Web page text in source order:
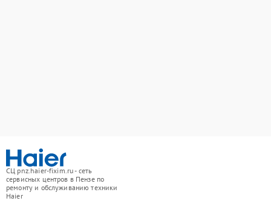
СЦ pnz.haier-fixim.ru - сеть
сервисных центров в Пензе по
ремонту и обслуживанию техники
Haier